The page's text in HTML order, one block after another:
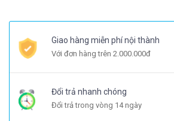
Giao hàng miễn phí nội thành
Với đơn hàng trên 2.000.000đ
Đổi trả nhanh chóng
Đổi trả trong vòng 14 ngày